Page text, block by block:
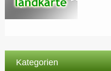
Kategorien